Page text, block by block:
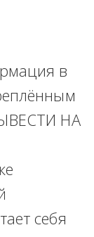
в
НА
себя